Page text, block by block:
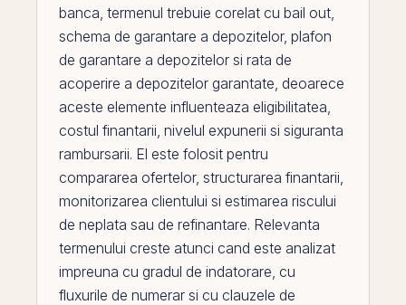
banca, termenul trebuie corelat cu bail out,
schema de garantare a depozitelor, plafon
de garantare a depozitelor si rata de
acoperire a depozitelor garantate, deoarece
aceste elemente influenteaza eligibilitatea,
costul finantarii, nivelul expunerii si siguranta
rambursarii. El este folosit pentru
compararea ofertelor, structurarea finantarii,
monitorizarea clientului si estimarea riscului
de neplata sau de refinantare. Relevanta
termenului creste atunci cand este analizat
impreuna cu gradul de indatorare, cu
fluxurile de numerar si cu clauzele de